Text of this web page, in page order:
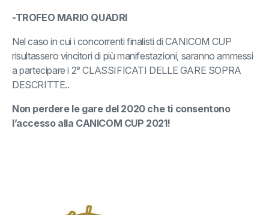
-TROFEO MARIO QUADRI
Nel caso in cui i concorrenti finalisti di CANICOM CUP
risultassero vincitori di più manifestazioni, saranno ammessi
a partecipare i 2° CLASSIFICATI DELLE GARE SOPRA
DESCRITTE..
Non perdere le gare del 2020 che ti consentono
l’accesso alla CANICOM CUP 2021!